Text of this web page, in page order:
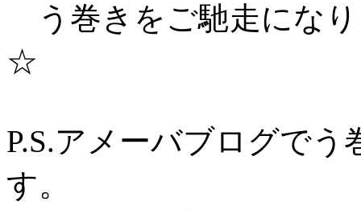
う巻きをご馳走になり
☆
P.S.アメーバブログで
す。